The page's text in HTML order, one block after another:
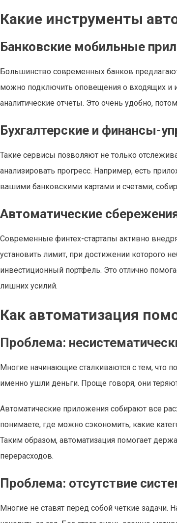
Какие инструменты
Банковские мобильные
Большинство современных банков
можно подключить оповещения о входящих и
аналитические отчеты. Это очень удобно,
Бухгалтерские и финансы-
Такие сервисы позволяют не только
анализировать прогресс. Например, есть
вашими банковскими картами и счетами,
Автоматические
Современные финтех-стартапы активно
установить лимит, при достижении которого
инвестиционный портфель. Это отлично
лишних усилий.
Как автоматизация
Проблема:
Многие начинающие сталкиваются с тем, что
именно ушли деньги. Проще говоря, они
Автоматические приложения собирают все
понимаете, где можно сэкономить, какие
Таким образом, автоматизация помогает
перерасходов.
Проблема: отсутствие
Многие не ставят перед собой четкие